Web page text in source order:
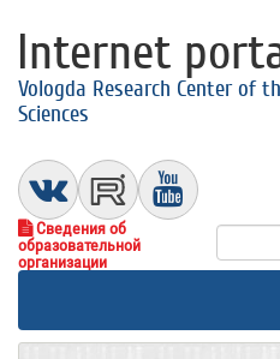
Internet
Vologda Research Center of
Sciences
Сведения об
образовательной
организации